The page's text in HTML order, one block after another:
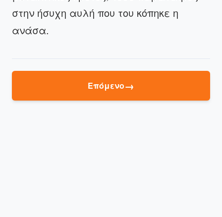
στην ήσυχη αυλή που του κόπηκε η
ανάσα.
Επόμενο→